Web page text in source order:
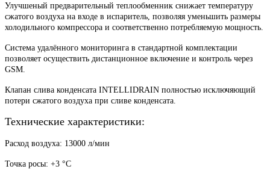
Улучшеный предварительный теплообменник снижает температуру
сжатого воздуха на входе в испаритель, позволяя уменьшить размеры
холодильного компрессора и соответственно потребляемую мощность.
Система удалённого мониторинга в стандартной комплектации
позволяет осуществить дистанционное включение и контроль через
GSM.
Клапан слива конденсата INTELLIDRAIN полностью исключяющий
потери сжатого воздуха при сливе конденсата.
Технические характеристики:
Расход воздуха: 13000 л/мин
Точка росы: +3 °С